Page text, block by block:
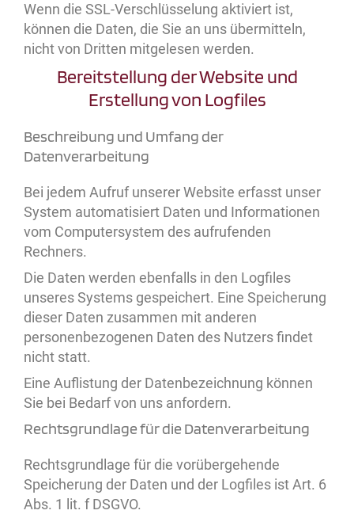
Wenn die SSL-Verschlüsselung aktiviert ist,
können die Daten, die Sie an uns übermitteln,
nicht von Dritten mitgelesen werden.
Bereitstellung der Website und
Erstellung von Logfiles
Beschreibung und Umfang der
Datenverarbeitung
Bei jedem Aufruf unserer Website erfasst unser
System automatisiert Daten und Informationen
vom Computersystem des aufrufenden
Rechners.
Die Daten werden ebenfalls in den Logfiles
unseres Systems gespeichert. Eine Speicherung
dieser Daten zusammen mit anderen
personenbezogenen Daten des Nutzers findet
nicht statt.
Eine Auflistung der Datenbezeichnung können
Sie bei Bedarf von uns anfordern.
Rechtsgrundlage für die Datenverarbeitung
Rechtsgrundlage für die vorübergehende
Speicherung der Daten und der Logfiles ist Art. 6
Abs. 1 lit. f DSGVO.